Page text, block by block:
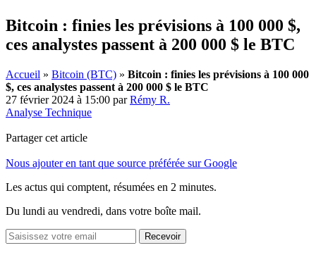
Bitcoin : finies les prévisions à 100 000 $,
ces analystes passent à 200 000 $ le BTC
Accueil » Bitcoin (BTC) » Bitcoin : finies les prévisions à 100 000
$, ces analystes passent à 200 000 $ le BTC
27 février 2024 à 15:00 parRémy R.
Analyse Technique
Partager cet article
Nous ajouter en tant que source préférée sur Google
Les actus qui comptent, résumées en 2 minutes.
Du lundi au vendredi, dans votre boîte mail.
Recevoir